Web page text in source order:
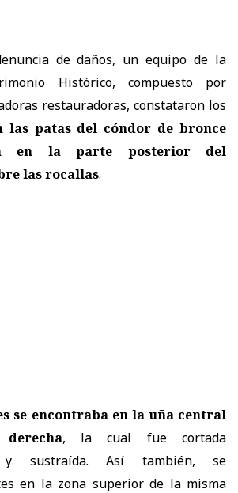
de daños, un equipo de la
Histórico, compuesto por
restauradoras, constataron los
las patas del cóndor de bronce
en la parte posterior del
las rocallas.
se encontraba en la uña central
, la cual fue cortada
y sustraída. Así también, se
en la zona superior de la misma